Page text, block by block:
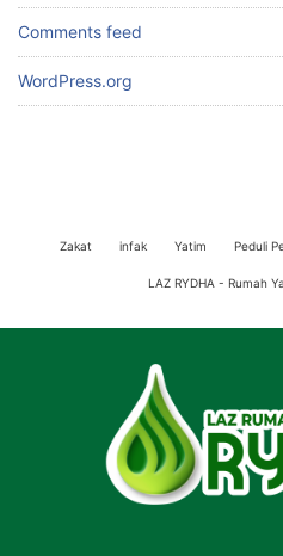
Comments feed
WordPress.org
Zakat infak Yatim Peduli
LAZ RYDHA - Rumah